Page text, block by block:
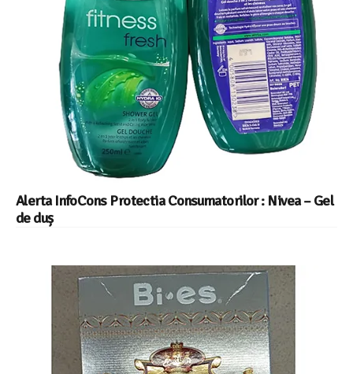
Alerta InfoCons Protectia Consumatorilor : Nivea – Gel
de duș